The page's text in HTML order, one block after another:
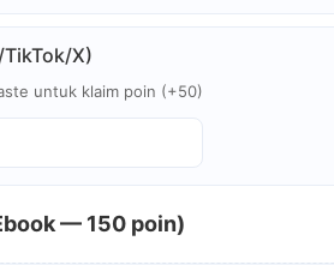
X)
untuk klaim poin (+50)
— 150 poin)